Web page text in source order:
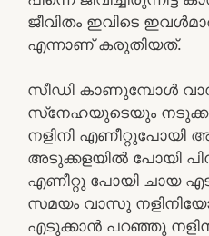
ജീവിതം ഇവിടെ
എന്നാണ് കരുതിയത്.
സീഡി കാണുമ്പോള്‍
സ്‌നേഹയുടെയും
നളിനി എണീറ്റുപോയി
അടുക്കളയില്‍ പോയി
എണീറ്റു പോയി ചായ
സമയം വാസു
എടുക്കാന്‍ പറഞ്ഞു